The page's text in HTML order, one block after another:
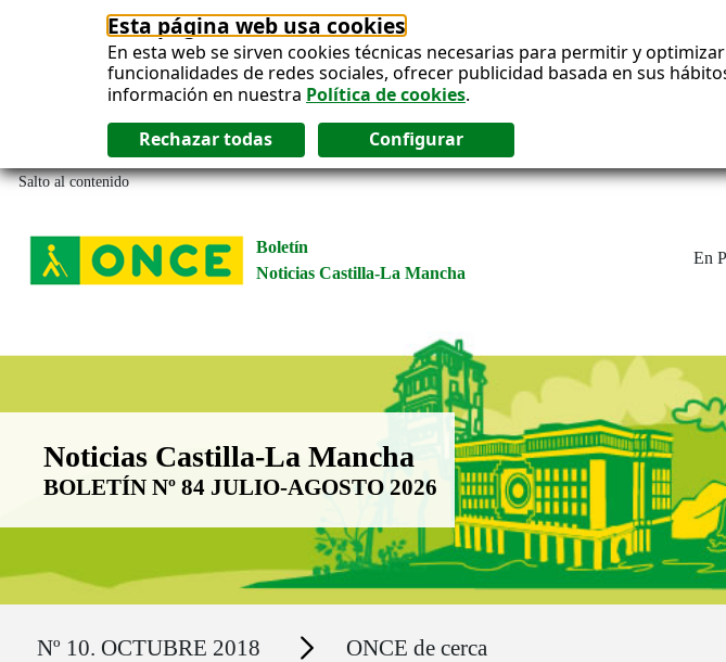
Esta página web usa cookies
En esta web se sirven cookies técnicas necesarias para permitir y
funcionalidades de redes sociales, ofrecer publicidad basada en sus
información en nuestra Política de cookies.
Salto al contenido
Boletín
Noticias Castilla-La Mancha
En
Boletín Noticias Castilla-La Mancha
Noticias Castilla-La Mancha
BOLETÍN Nº 84 JULIO-AGOSTO 2026
Nº 10. OCTUBRE 2018 Secciones ONCE de cerca